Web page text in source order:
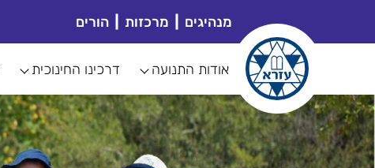
מנהיגים מרכזות הורים
אודות התנועה דרכינו החינוכית